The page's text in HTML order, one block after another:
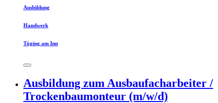
Ausbildung
Handwerk
Töging am Inn
Ausbildung zum Ausbaufacharbeiter /
Trockenbaumonteur (m/w/d)